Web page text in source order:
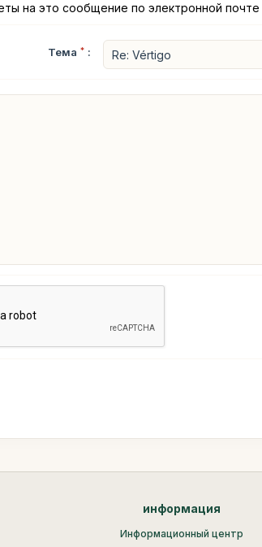
на это сообщение по электронной почте
Тема * :
информация
Информационный центр